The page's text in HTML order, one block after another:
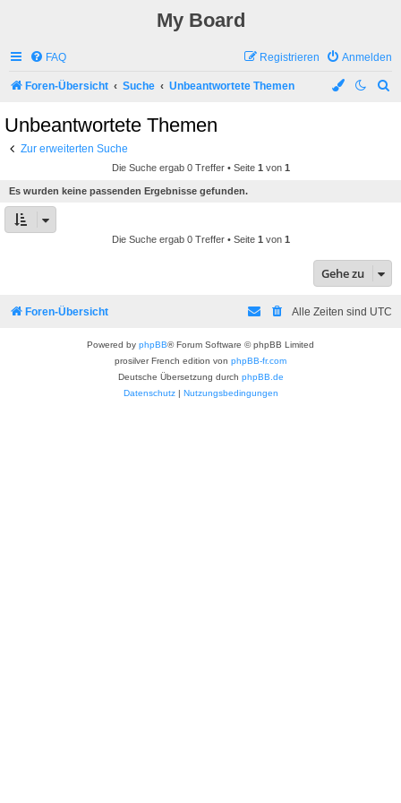
My Board
FAQ Anmelden
Registrieren
Foren-Übersicht Suche Unbeantwortete Themen
Unbeantwortete Themen
Zur erweiterten Suche
Die Suche ergab 0 Treffer • Seite 1von 1
Es wurden keine passenden Ergebnisse gefunden.
Die Suche ergab 0 Treffer • Seite 1von 1
Gehe zu
Foren-Übersicht Alle Zeiten sind UTC
Powered by phpBB® Forum Software © phpBB Limited
prosilver French edition von phpBB-fr.com
Deutsche Übersetzung durch phpBB.de
Datenschutz| Nutzungsbedingungen